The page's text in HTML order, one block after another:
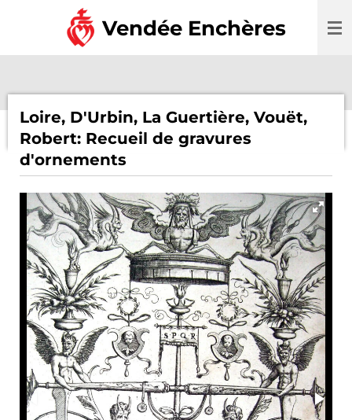
Vendée Enchères
Loire, D'Urbin, La Guertière, Vouët,
Robert: Recueil de gravures
d'ornements